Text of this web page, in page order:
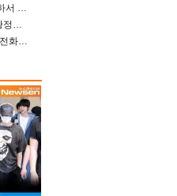
김지수, 극한 폭염 끝난 유럽 프라하서 쾌적한 여름나기 “선풍기만으로 지내”
밖에선 폭로전, TV선 싱글벙글‥황정민 ‘틈만 나면’ 출연, 피로감은 시청자 몫
황정민 여론 또 뒤집혔다 “먼저 건 전화 62통, 그만 연락해” vs 女팬 “녹취 다 올려” 진흙탕 싸움